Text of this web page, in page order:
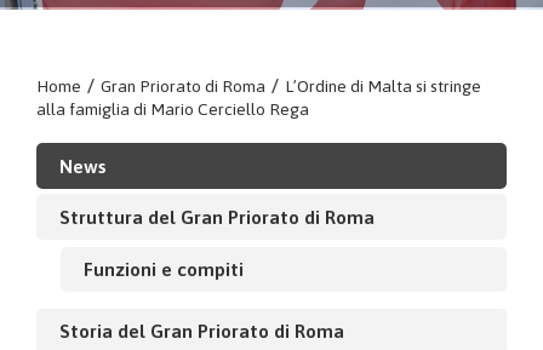
Home / Gran Priorato di Roma / L’Ordine di Malta si stringe
alla famiglia di Mario Cerciello Rega
News
Struttura del Gran Priorato di Roma
Funzioni e compiti
Storia del Gran Priorato di Roma